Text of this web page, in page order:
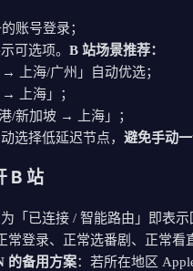
账号登录；
可选项。 B 站场景推荐：
上海/广州」自动优选；
上海」；
/新加坡 → 上海」；
选择低延迟节点， 避免手动
B 站
「已连接 / 智能路由」即表
常登录、正常选番剧、正常看
的备用方案：若所在地区